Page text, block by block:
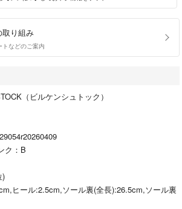
取り組み
などのご案内
（ビルケンシュトック）
ク：B
)
ヒール:2.5cm,ソール裏(全長):26.5cm,ソール裏